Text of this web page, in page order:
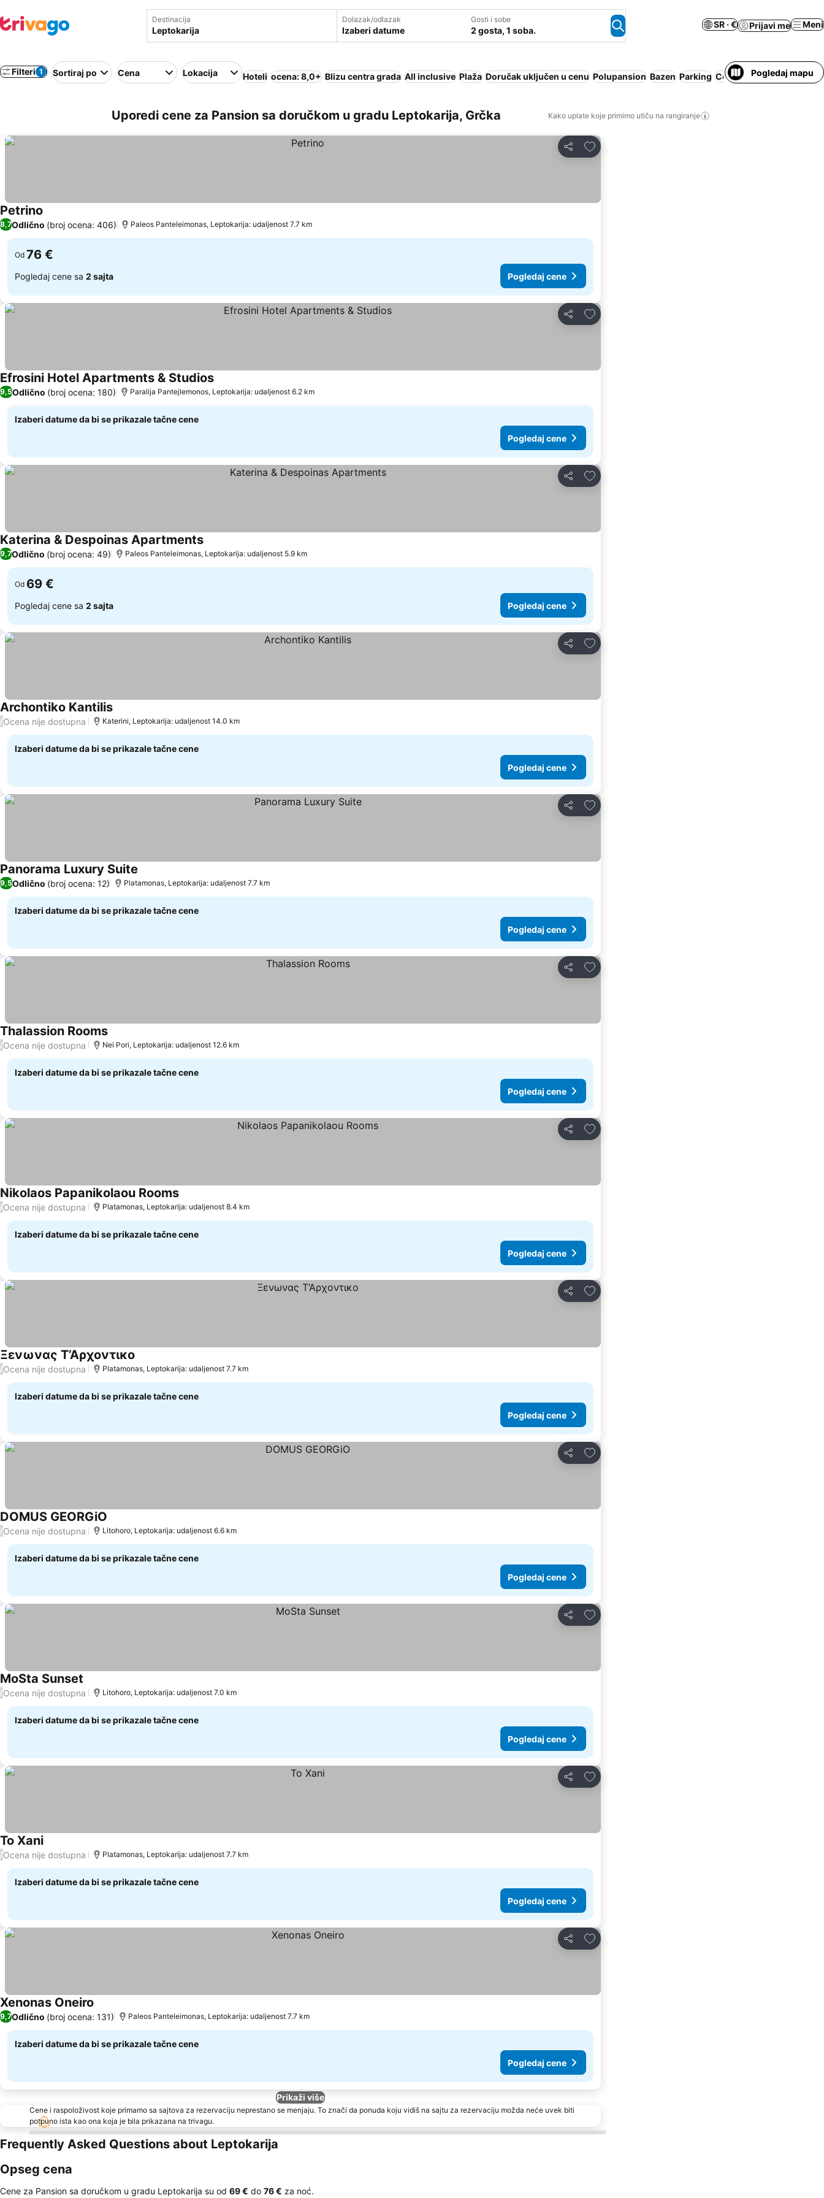
Destinacija Dolazak/odlazak
Izaberi datume
Gosti i sobe
2 gosta, 1 soba.
SR · € Prijavi me Meni
Filteri 1 Sortiraj po Cena Lokacija Hoteli ocena: 8,0+ Blizu centra grada All inclusive Plaža Doručak uključen u cenu Polupansion Bazen Parking Cela kuća/apartman
Pogledaj mapu
Uporedi cene za Pansion sa doručkom u gradu Leptokarija, Grčka Kako uplate koje primimo utiču na rangiranje
Deli
Dodati u favorite
Petrino
8,7Odlično (broj ocena: 406) Paleos Panteleimonas, Leptokarija: udaljenost 7.7 km
Od 76 €
Pogledaj cene sa 2 sajta Pogledaj cene
Deli
Dodati u favorite
Efrosini Hotel Apartments & Studios
9,5Odlično (broj ocena: 180) Paralija Pantejlemonos, Leptokarija: udaljenost 6.2 km
Izaberi datume da bi se prikazale tačne cene
Pogledaj cene
Deli
Dodati u favorite
Katerina & Despoinas Apartments
9,7Odlično (broj ocena: 49) Paleos Panteleimonas, Leptokarija: udaljenost 5.9 km
Od 69 €
Pogledaj cene sa 2 sajta Pogledaj cene
Deli
Dodati u favorite
Archontiko Kantilis
/Ocena nije dostupna Katerini, Leptokarija: udaljenost 14.0 km
Izaberi datume da bi se prikazale tačne cene
Pogledaj cene
Deli
Dodati u favorite
Panorama Luxury Suite
9,5Odlično (broj ocena: 12) Platamonas, Leptokarija: udaljenost 7.7 km
Izaberi datume da bi se prikazale tačne cene
Pogledaj cene
Deli
Dodati u favorite
Thalassion Rooms
/Ocena nije dostupna Nei Pori, Leptokarija: udaljenost 12.6 km
Izaberi datume da bi se prikazale tačne cene
Pogledaj cene
Deli
Dodati u favorite
Nikolaos Papanikolaou Rooms
/Ocena nije dostupna Platamonas, Leptokarija: udaljenost 8.4 km
Izaberi datume da bi se prikazale tačne cene
Pogledaj cene
Deli
Dodati u favorite
Ξενωνας Τ’Αρχοντικο
/Ocena nije dostupna Platamonas, Leptokarija: udaljenost 7.7 km
Izaberi datume da bi se prikazale tačne cene
Pogledaj cene
Deli
Dodati u favorite
DOMUS GEORGiO
/Ocena nije dostupna Litohoro, Leptokarija: udaljenost 6.6 km
Izaberi datume da bi se prikazale tačne cene
Pogledaj cene
Deli
Dodati u favorite
MoSta Sunset
/Ocena nije dostupna Litohoro, Leptokarija: udaljenost 7.0 km
Izaberi datume da bi se prikazale tačne cene
Pogledaj cene
Deli
Dodati u favorite
To Xani
/Ocena nije dostupna Platamonas, Leptokarija: udaljenost 7.7 km
Izaberi datume da bi se prikazale tačne cene
Pogledaj cene
Deli
Dodati u favorite
Xenonas Oneiro
9,7Odlično (broj ocena: 131) Paleos Panteleimonas, Leptokarija: udaljenost 7.7 km
Izaberi datume da bi se prikazale tačne cene
Pogledaj cene
Prikaži više
Cene i raspoloživost koje primamo sa sajtova za rezervaciju neprestano se menjaju. To znači da ponuda koju vidiš na sajtu za rezervaciju možda neće uvek biti
potpuno ista kao ona koja je bila prikazana na trivagu.
Frequently Asked Questions about Leptokarija
Opseg cena
Cene za Pansion sa doručkom u gradu Leptokarija su od ‎69 € do ‎76 € za noć.